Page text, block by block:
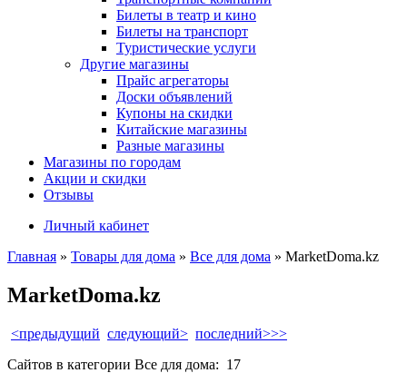
Билеты в театр и кино
Билеты на транспорт
Туристические услуги
Другие магазины
Прайс агрегаторы
Доски объявлений
Купоны на скидки
Китайские магазины
Разные магазины
Магазины по городам
Акции и скидки
Отзывы
Личный кабинет
Главная » Товары для дома » Все для дома » MarketDoma.kz
MarketDoma.kz
<предыдущий следующий> последний>>>
Сайтов в категории Все для дома: 17